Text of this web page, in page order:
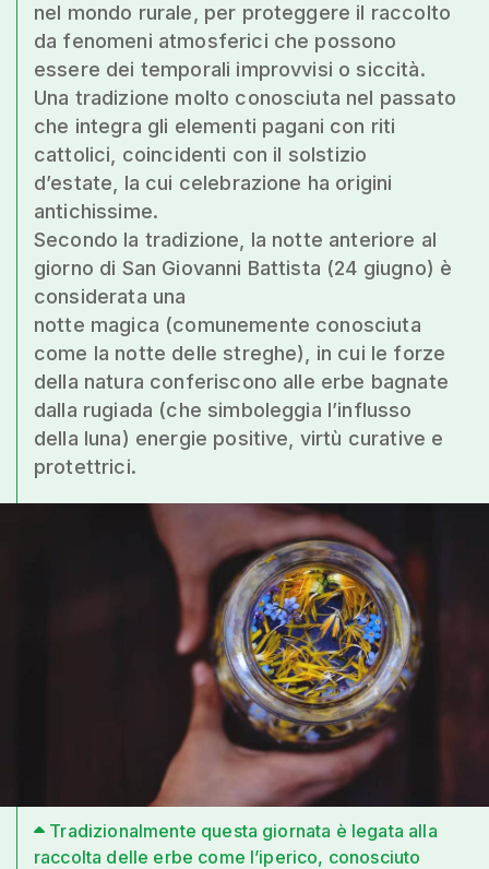
nel mondo rurale, per proteggere il raccolto
da fenomeni atmosferici che possono
essere dei temporali improvvisi o siccità.
Una tradizione molto conosciuta nel passato
che integra gli elementi pagani con riti
cattolici, coincidenti con il solstizio
d’estate, la cui celebrazione ha origini
antichissime.
Secondo la tradizione, la notte anteriore al
giorno di San Giovanni Battista (24 giugno) è
considerata una
notte magica (comunemente conosciuta
come la notte delle streghe), in cui le forze
della natura conferiscono alle erbe bagnate
dalla rugiada (che simboleggia l’influsso
della luna) energie positive, virtù curative e
protettrici.
Tradizionalmente questa giornata è legata alla
raccolta delle erbe come l’iperico, conosciuto